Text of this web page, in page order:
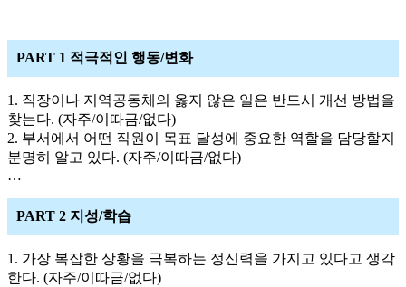
PART 1 적극적인 행동/변화
1. 직장이나 지역공동체의 옳지 않은 일은 반드시 개선 방법을
찾는다. (자주/이따금/없다)
2. 부서에서 어떤 직원이 목표 달성에 중요한 역할을 담당할지
분명히 알고 있다. (자주/이따금/없다)
…
PART 2 지성/학습
1. 가장 복잡한 상황을 극복하는 정신력을 가지고 있다고 생각
한다. (자주/이따금/없다)